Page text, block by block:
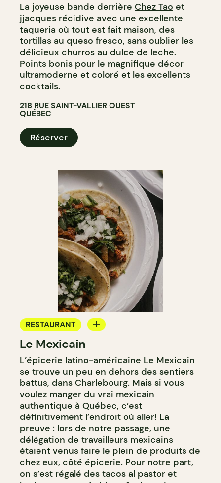
La joyeuse bande derrière Chez Tao et
jjacques récidive avec une excellente
taqueria où tout est fait maison, des
tortillas au queso fresco, sans oublier les
délicieux churros au dulce de leche.
Points bonis pour le magnifique décor
ultramoderne et coloré et les excellents
cocktails.
218 RUE SAINT-VALLIER OUEST
QUÉBEC
Réserver
RESTAURANT
ÉPICERIE / DEP
Le Mexicain
L’épicerie latino-américaine Le Mexicain
se trouve un peu en dehors des sentiers
battus, dans Charlebourg. Mais si vous
voulez manger du vrai mexicain
authentique à Québec, c’est
définitivement l’endroit où aller! La
preuve : lors de notre passage, une
délégation de travailleurs mexicains
étaient venus faire le plein de produits de
chez eux, côté épicerie. Pour notre part,
on s’est régalé des tacos al pastor et